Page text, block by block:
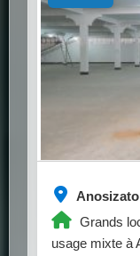
Anosizato
Grands
usage mixte à